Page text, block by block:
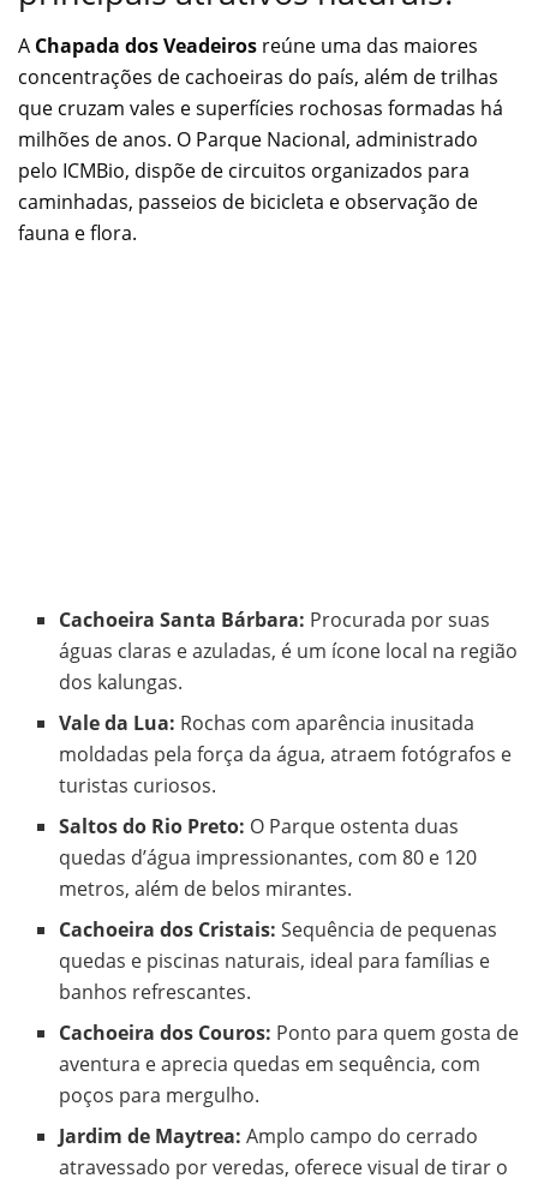
A Chapada dos Veadeiros reúne uma das maiores
concentrações de cachoeiras do país, além de trilhas
que cruzam vales e superfícies rochosas formadas há
milhões de anos. O Parque Nacional, administrado
pelo ICMBio, dispõe de circuitos organizados para
caminhadas, passeios de bicicleta e observação de
fauna e flora.
Cachoeira Santa Bárbara: Procurada por suas
águas claras e azuladas, é um ícone local na região
dos kalungas.
Vale da Lua: Rochas com aparência inusitada
moldadas pela força da água, atraem fotógrafos e
turistas curiosos.
Saltos do Rio Preto: O Parque ostenta duas
quedas d’água impressionantes, com 80 e 120
metros, além de belos mirantes.
Cachoeira dos Cristais: Sequência de pequenas
quedas e piscinas naturais, ideal para famílias e
banhos refrescantes.
Cachoeira dos Couros: Ponto para quem gosta de
aventura e aprecia quedas em sequência, com
poços para mergulho.
Jardim de Maytrea: Amplo campo do cerrado
atravessado por veredas, oferece visual de tirar o